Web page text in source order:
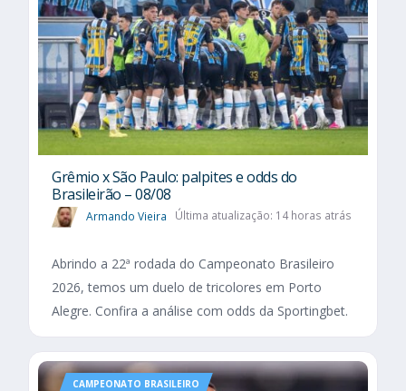
Grêmio x São Paulo: palpites e odds do
Brasileirão – 08/08
Armando Vieira Última atualização: 14 horas atrás
Abrindo a 22ª rodada do Campeonato Brasileiro
2026, temos um duelo de tricolores em Porto
Alegre. Confira a análise com odds da Sportingbet.
CAMPEONATO BRASILEIRO